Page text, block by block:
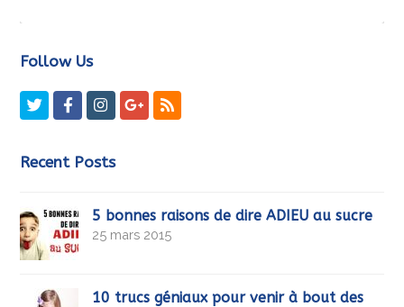
Follow Us
TwitterFacebookInstagramGooglePlus
RSS
Recent Posts
5 bonnes raisons de dire ADIEU au sucre
25 mars 2015
10 trucs géniaux pour venir à bout des